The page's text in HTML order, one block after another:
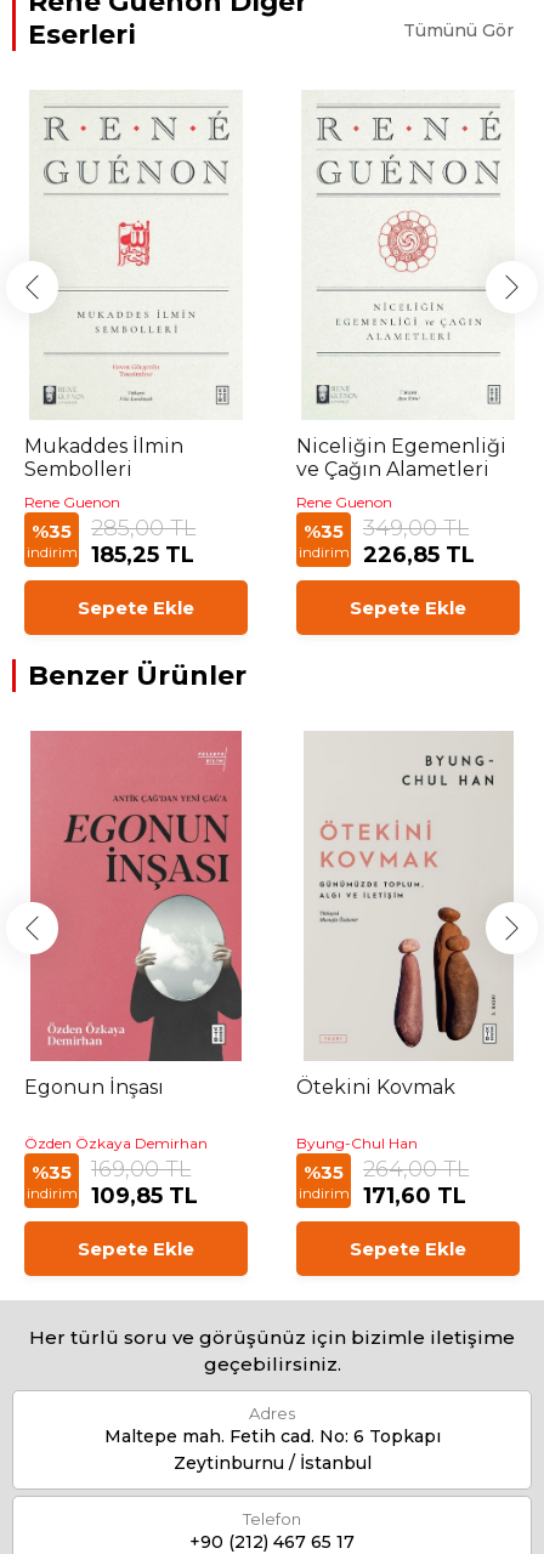
Eserleri
Tümünü Gör
Mukaddes İlmin
Sembolleri
Rene Guenon
%35
indirim
285,00 TL
185,25 TL
Sepete Ekle
Niceliğin Egemenliği
ve Çağın Alametleri
Rene Guenon
%35
indirim
349,00 TL
226,85 TL
Sepete Ekle
Benzer Ürünler
Egonun İnşası
Özden Özkaya Demirhan
%35
indirim
169,00 TL
109,85 TL
Sepete Ekle
Ötekini Kovmak
Byung-Chul Han
%35
indirim
264,00 TL
171,60 TL
Sepete Ekle
Her türlü soru ve görüşünüz için bizimle iletişime
geçebilirsiniz.
Adres
Maltepe mah. Fetih cad. No: 6 Topkapı
Zeytinburnu / İstanbul
Telefon
+90 (212) 467 65 17